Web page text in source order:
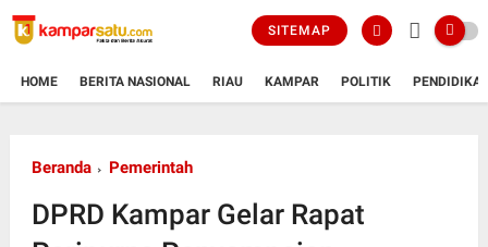
SITEMAP
HOME BERITA NASIONAL RIAU KAMPAR POLITIK
Beranda Pemerintah
DPRD Kampar Gelar Rapat